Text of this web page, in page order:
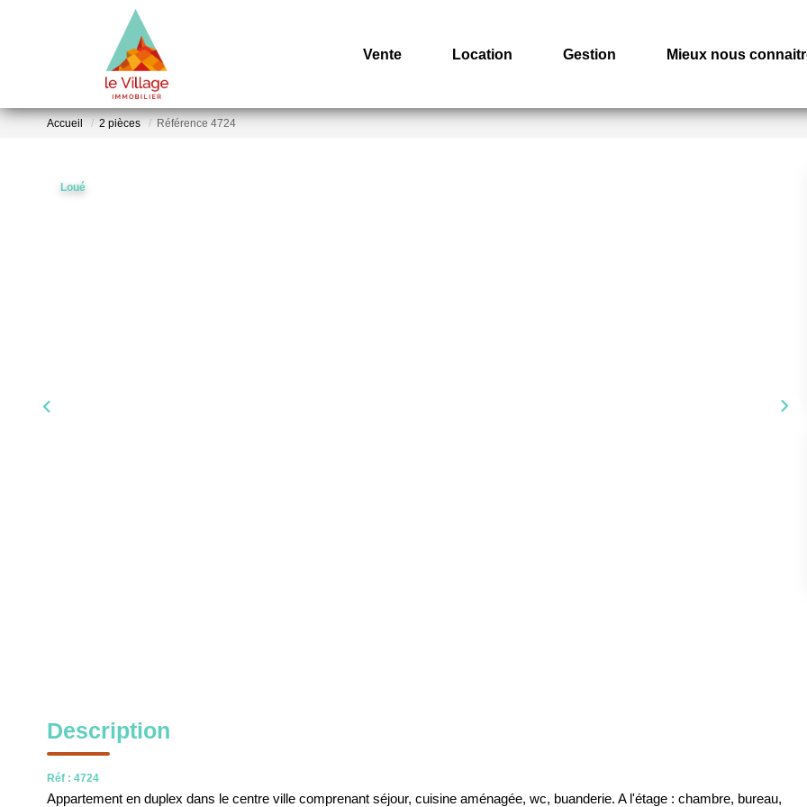
Vente Location Gestion Mieux nous
Accueil 2 pièces Référence 4724
Loué
Description
Réf : 4724
Appartement en duplex dans le centre ville comprenant séjour, cuisine aménagée, wc, buanderie. A l'étage : chambre, bureau,